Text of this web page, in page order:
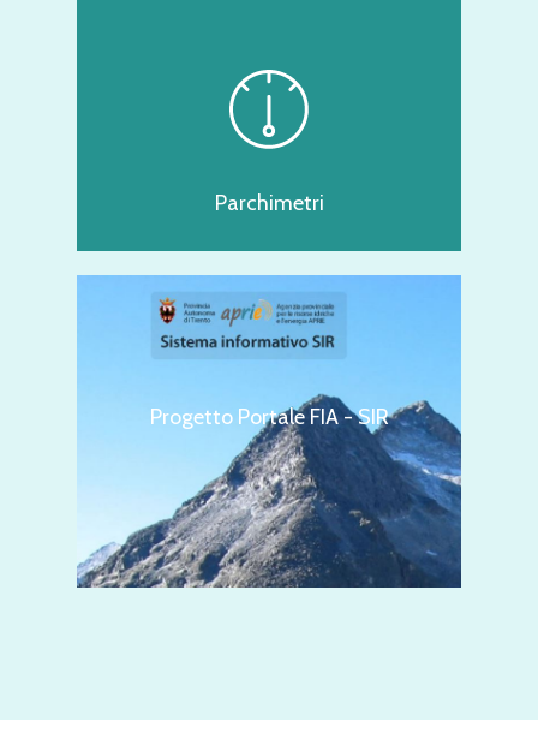
Parchimetri
Progetto Portale FIA - SIR